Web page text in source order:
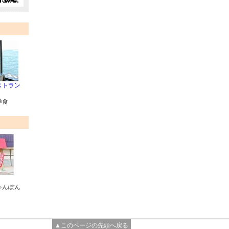
トラン
食
んぽん
▲このページの先頭へ戻る